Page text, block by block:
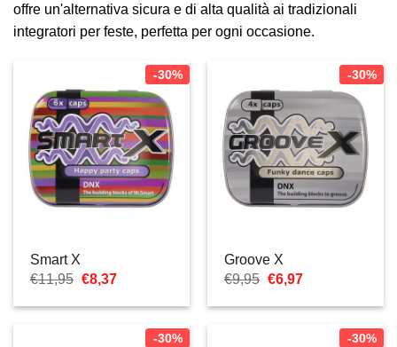
offre un'alternativa sicura e di alta qualità ai tradizionali
integratori per feste, perfetta per ogni occasione.
-30%
Smart X
€11,95 Il
originale
€8,37Il
attuale
€8,37.
-30%
Groove X
€9,95 Il
originale
€6,97Il
attuale
€6,97.
-30% -30%